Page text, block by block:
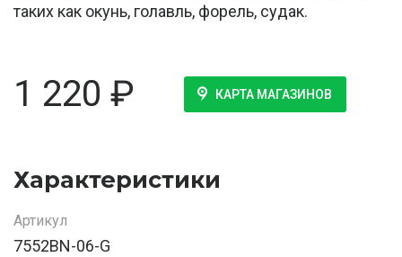
таких как окунь, голавль, форель, судак.
1 220 ₽ КАРТА МАГАЗИНОВ
Характеристики
Артикул
7552BN-06-G